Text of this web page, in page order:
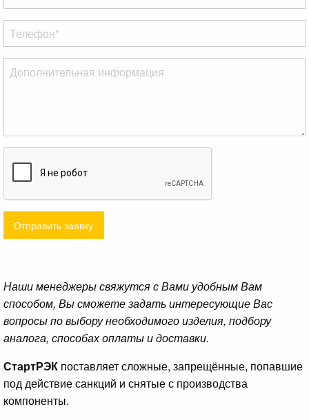
Отправить заявку
Наши менеджеры свяжутся с Вами удобным Вам
способом, Вы сможете задать интересующие Вас
вопросы по выбору необходимого изделия, подбору
аналога, способах оплаты и доставки.
СтартРЭК поставляет сложные, запрещённые, попавшие
под действие санкций и снятые с производства
компоненты.